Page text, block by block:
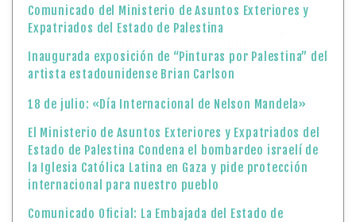
Comunicado del Ministerio de Asuntos Exteriores y
Expatriados del Estado de Palestina
Inaugurada exposición de “Pinturas por Palestina” del
artista estadounidense Brian Carlson
18 de julio: «Día Internacional de Nelson Mandela»
El Ministerio de Asuntos Exteriores y Expatriados del
Estado de Palestina Condena el bombardeo israelí de
la Iglesia Católica Latina en Gaza y pide protección
internacional para nuestro pueblo
Comunicado Oficial: La Embajada del Estado de